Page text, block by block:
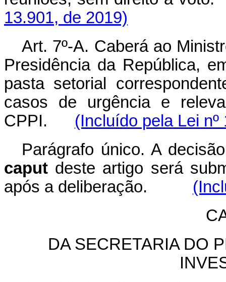
13.901, de 2019)
Art. 7º-A. Caberá ao
Presidência da República,
pasta setorial
casos de urgência e
CPPI. (Incluído pela Lei
Parágrafo único. A
caput deste artigo será
após a deliberação.
DA SECRETARIA DO